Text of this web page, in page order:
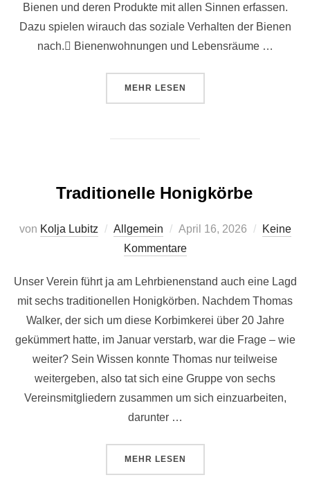
Bienen und deren Produkte mit allen Sinnen erfassen.
Dazu spielen wirauch das soziale Verhalten der Bienen
nach. Bienenwohnungen und Lebensräume …
MEHR ÜBER „SOMMERFERIENAKTION
LESEN
Traditionelle Honigkörbe
von Kolja Lubitz Allgemein
Veröffentlicht
am
April 16, 2026
Keine
Kommentare
Unser Verein führt ja am Lehrbienenstand auch eine Lagd
mit sechs traditionellen Honigkörben. Nachdem Thomas
Walker, der sich um diese Korbimkerei über 20 Jahre
gekümmert hatte, im Januar verstarb, war die Frage – wie
weiter? Sein Wissen konnte Thomas nur teilweise
weitergeben, also tat sich eine Gruppe von sechs
Vereinsmitgliedern zusammen um sich einzuarbeiten,
darunter …
MEHR ÜBER „TRADITIONELLE
LESEN